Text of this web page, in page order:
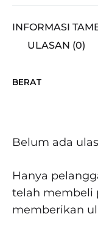
INFORMASI
ULASAN (0)
BERAT
Belum ada
Hanya
telah membeli
memberikan